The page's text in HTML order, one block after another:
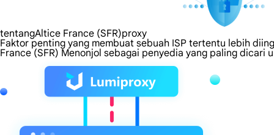
tentangAltice France (SFR)proxy
Faktor penting yang membuat sebuah ISP tertentu lebih
France (SFR) Menonjol sebagai penyedia yang paling dicari